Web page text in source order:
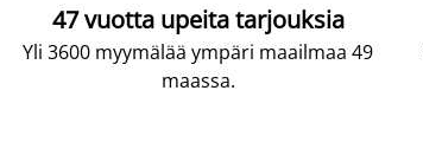
47 vuotta upeita tarjouksia
Yli 3600 myymälää ympäri maailmaa 49
maassa.